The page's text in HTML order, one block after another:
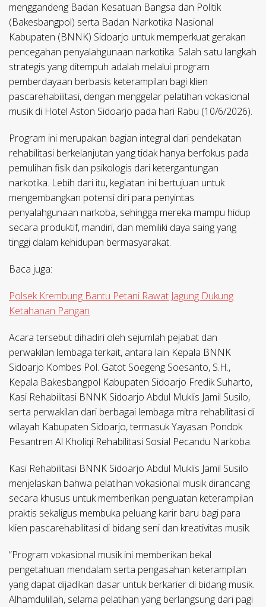
menggandeng Badan Kesatuan Bangsa dan Politik
(Bakesbangpol) serta Badan Narkotika Nasional
Kabupaten (BNNK) Sidoarjo untuk memperkuat gerakan
pencegahan penyalahgunaan narkotika. Salah satu langkah
strategis yang ditempuh adalah melalui program
pemberdayaan berbasis keterampilan bagi klien
pascarehabilitasi, dengan menggelar pelatihan vokasional
musik di Hotel Aston Sidoarjo pada hari Rabu (10/6/2026).
Program ini merupakan bagian integral dari pendekatan
rehabilitasi berkelanjutan yang tidak hanya berfokus pada
pemulihan fisik dan psikologis dari ketergantungan
narkotika. Lebih dari itu, kegiatan ini bertujuan untuk
mengembangkan potensi diri para penyintas
penyalahgunaan narkoba, sehingga mereka mampu hidup
secara produktif, mandiri, dan memiliki daya saing yang
tinggi dalam kehidupan bermasyarakat.
Baca juga:
Polsek Krembung Bantu Petani Rawat Jagung Dukung
Ketahanan Pangan
Acara tersebut dihadiri oleh sejumlah pejabat dan
perwakilan lembaga terkait, antara lain Kepala BNNK
Sidoarjo Kombes Pol. Gatot Soegeng Soesanto, S.H.,
Kepala Bakesbangpol Kabupaten Sidoarjo Fredik Suharto,
Kasi Rehabilitasi BNNK Sidoarjo Abdul Muklis Jamil Susilo,
serta perwakilan dari berbagai lembaga mitra rehabilitasi di
wilayah Kabupaten Sidoarjo, termasuk Yayasan Pondok
Pesantren Al Kholiqi Rehabilitasi Sosial Pecandu Narkoba.
Kasi Rehabilitasi BNNK Sidoarjo Abdul Muklis Jamil Susilo
menjelaskan bahwa pelatihan vokasional musik dirancang
secara khusus untuk memberikan penguatan keterampilan
praktis sekaligus membuka peluang karir baru bagi para
klien pascarehabilitasi di bidang seni dan kreativitas musik.
“Program vokasional musik ini memberikan bekal
pengetahuan mendalam serta pengasahan keterampilan
yang dapat dijadikan dasar untuk berkarier di bidang musik.
Alhamdulillah, selama pelatihan yang berlangsung dari pagi